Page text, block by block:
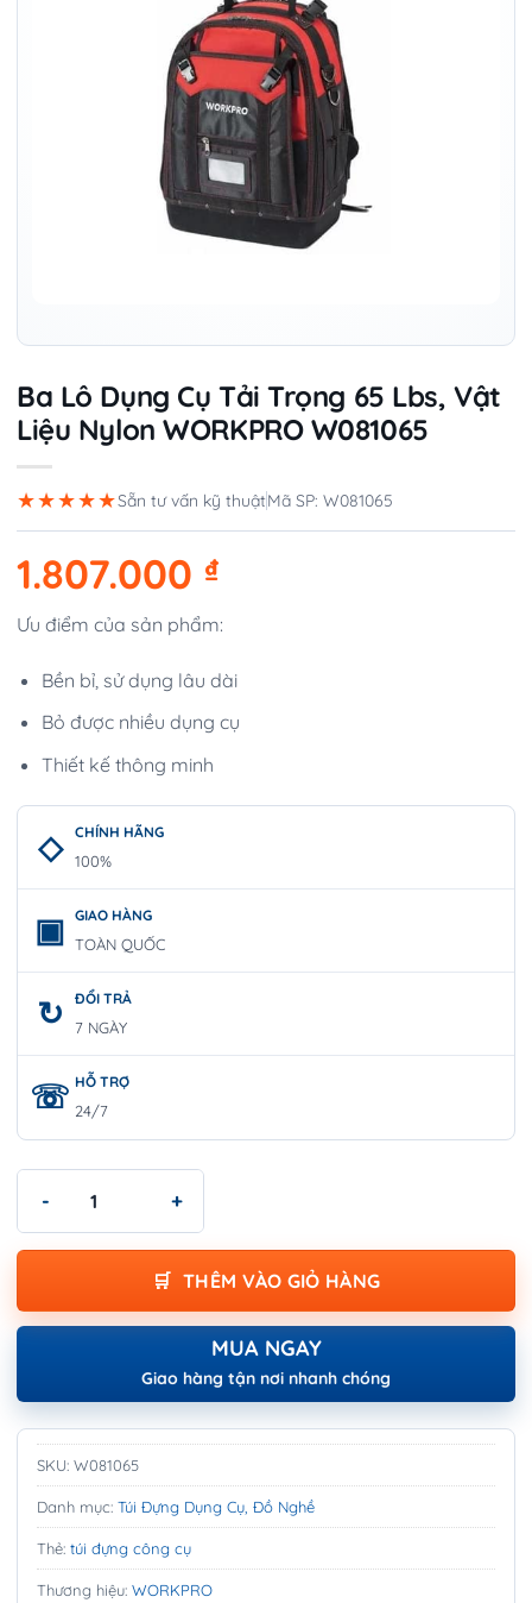
Ba Lô Dụng Cụ Tải Trọng 65 Lbs, Vật
Liệu Nylon WORKPRO W081065
★★★★★Sẵn tư vấn kỹ thuậtMã SP: W081065
1.807.000 ₫
Ưu điểm của sản phẩm:
Bền bỉ, sử dụng lâu dài
Bỏ được nhiều dụng cụ
Thiết kế thông minh
CHÍNH HÃNG
100%
GIAO HÀNG
TOÀN QUỐC
ĐỔI TRẢ
7 NGÀY
HỖ TRỢ
24/7
THÊM VÀO GIỎ HÀNG
MUA NGAY
Giao hàng tận nơi nhanh chóng
SKU: W081065
Danh mục: Túi Đựng Dụng Cụ, Đồ Nghề
Thẻ: túi đựng công cụ
Thương hiệu: WORKPRO